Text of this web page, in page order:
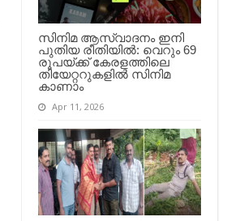
സിനിമ ആസ്വാദനം ഇനി
പുതിയ രീതിയിൽ: വെറും 69
രൂപയ്ക്ക് കേരളത്തിലെ
തിയേറ്ററുകളിൽ സിനിമ
കാണാം
Apr 11, 2026